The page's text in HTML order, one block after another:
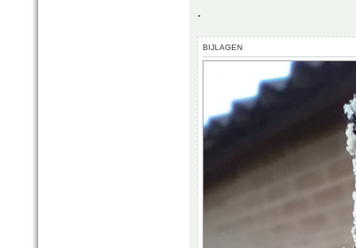
.
BIJLAGEN